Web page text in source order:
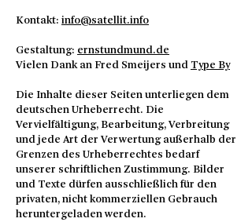
Kontakt: info@satellit.info
Gestaltung: ernstundmund.de
Vielen Dank an Fred Smeijers und Type By
Die Inhalte dieser Seiten unterliegen dem
deutschen Urheberrecht. Die
Vervielfältigung, Bearbeitung, Verbreitung
und jede Art der Verwertung außerhalb der
Grenzen des Urheberrechtes bedarf
unserer schriftlichen Zustimmung. Bilder
und Texte dürfen ausschließlich für den
privaten, nicht kommerziellen Gebrauch
heruntergeladen werden.